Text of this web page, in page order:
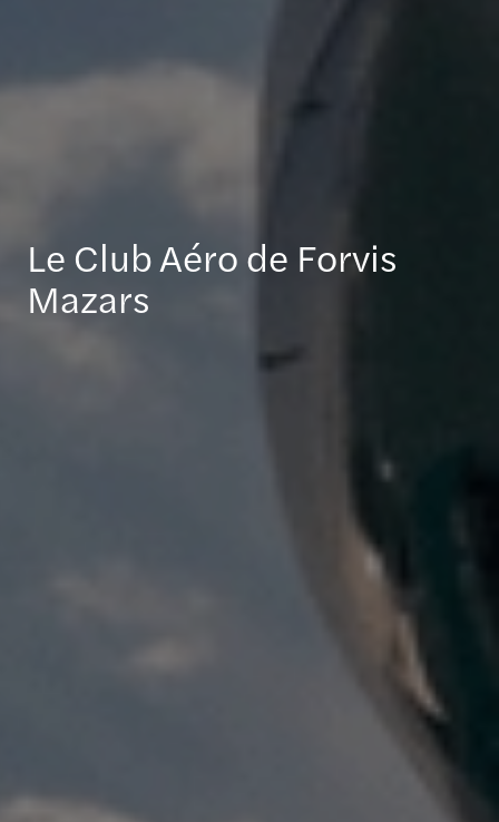
Le Club Aéro de Forvis
Mazars